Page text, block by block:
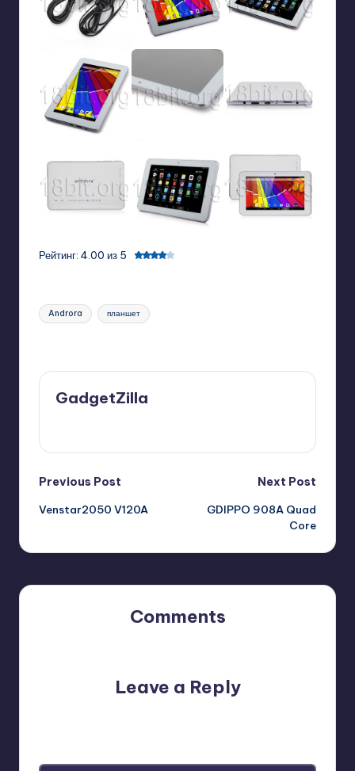
Рейтинг: 4.00 из 5
Tags:
Androra планшет
GadgetZilla
Post
navigation
Previous Post
Venstar2050 V120A
Next Post
GDIPPO 908A Quad
Core
Comments
Leave a Reply